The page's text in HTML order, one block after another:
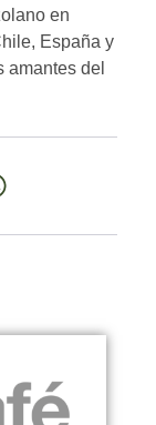
en
España y
amantes del